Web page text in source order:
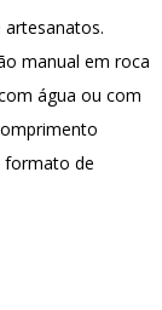
manual em roca
água ou com
formato de